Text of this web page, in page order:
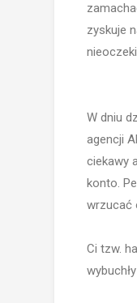
zyskuje
W dniu
agencji
ciekawy
konto.
wrzucać
Ci tzw.